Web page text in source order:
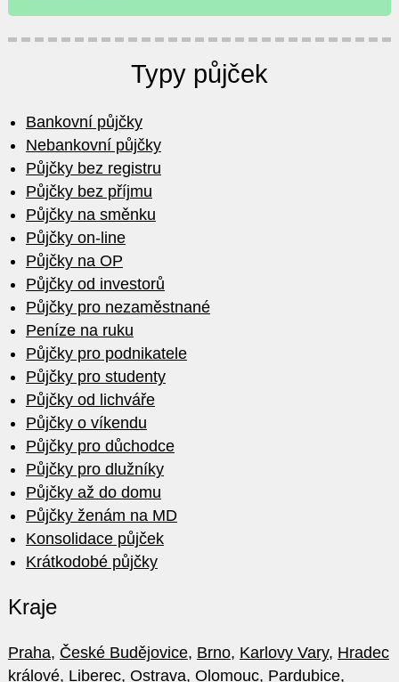
Typy půjček
Bankovní půjčky
Nebankovní půjčky
Půjčky bez registru
Půjčky bez příjmu
Půjčky na směnku
Půjčky on-line
Půjčky na OP
Půjčky od investorů
Půjčky pro nezaměstnané
Peníze na ruku
Půjčky pro podnikatele
Půjčky pro studenty
Půjčky od lichváře
Půjčky o víkendu
Půjčky pro důchodce
Půjčky pro dlužníky
Půjčky až do domu
Půjčky ženám na MD
Konsolidace půjček
Krátkodobé půjčky
Kraje
Praha, České Budějovice, Brno, Karlovy Vary, Hradec
králové, Liberec, Ostrava, Olomouc, Pardubice,